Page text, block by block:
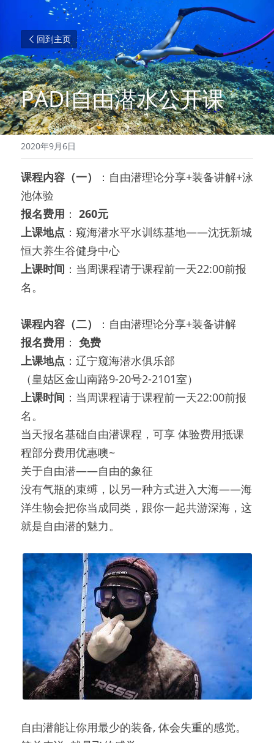
回到主页
PADI自由潜水公开课
2020年9月6日
课程内容（一）
：自由潜理论分享+装备讲解+泳
池体验
报名费用 ： 260元
上课地点 ：窥海潜水平水训练基地——沈抚新城
恒大养生谷健身中心
上课时间 ：当周课程请于课程前一天22:00前报
名。
课程内容（二）
：自由潜理论分享+装备讲解
报名费用 ： 免费
上课地点 ：辽宁窥海潜水俱乐部
（皇姑区金山南路9-20号2-2101室）
上课时间 ：当周课程请于课程前一天22:00前报
名。
当天报名基础自由潜课程，可享 体验费用抵课
程部分费用优惠噢~
关于自由潜——自由的象征
没有气瓶的束缚，以另一种方式进入大海——海
洋生物会把你当成同类，跟你一起共游深海，这
就是自由潜的魅力。
自由潜能让你用最少的装备, 体会失重的感觉。